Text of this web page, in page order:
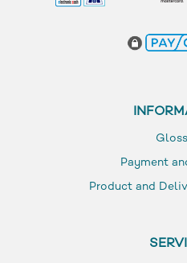
Payment
Product and